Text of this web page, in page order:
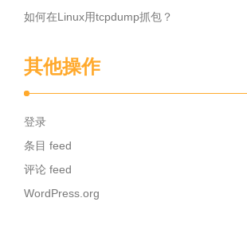
如何在Linux用tcpdump抓包？
其他操作
登录
条目 feed
评论 feed
WordPress.org